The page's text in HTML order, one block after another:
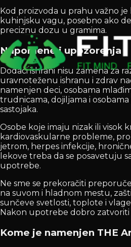
Kod proizvoda u prahu važno
kuhinjsku vagu, posebno ako
preciznu dozu u gramima.
Napomene i upozorenja
Dodaci ishrani nisu zamena za
uravnoteženu ishranu i zdrav
namenjen deci, osobama
trudnicama, dojiljama i
sastojaka.
Osobe koje imaju nizak ili visok
kardiovaskularne probleme,
jetrom, herpes infekcije,
lekove treba da se posavetuju
upotrebe.
Ne sme se prekoračiti
na suvom i hladnom mestu,
sunčeve svetlosti, toplote i
Nakon upotrebe dobro zatvoriti
Kome je namenjen THE